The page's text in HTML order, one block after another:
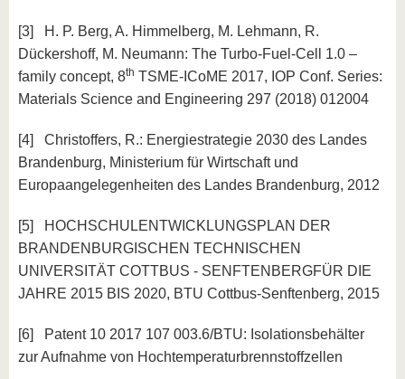
[3] H. P. Berg, A. Himmelberg, M. Lehmann, R.
Dückershoff, M. Neumann: The Turbo-Fuel-Cell 1.0 –
family concept, 8th TSME-ICoME 2017, IOP Conf. Series:
Materials Science and Engineering 297 (2018) 012004
[4] Christoffers, R.: Energiestrategie 2030 des Landes
Brandenburg, Ministerium für Wirtschaft und
Europaangelegenheiten des Landes Brandenburg, 2012
[5] HOCHSCHULENTWICKLUNGSPLAN DER
BRANDENBURGISCHEN TECHNISCHEN
UNIVERSITÄT COTTBUS - SENFTENBERGFÜR DIE
JAHRE 2015 BIS 2020, BTU Cottbus-Senftenberg, 2015
[6] Patent 10 2017 107 003.6/BTU: Isolationsbehälter
zur Aufnahme von Hochtemperaturbrennstoffzellen